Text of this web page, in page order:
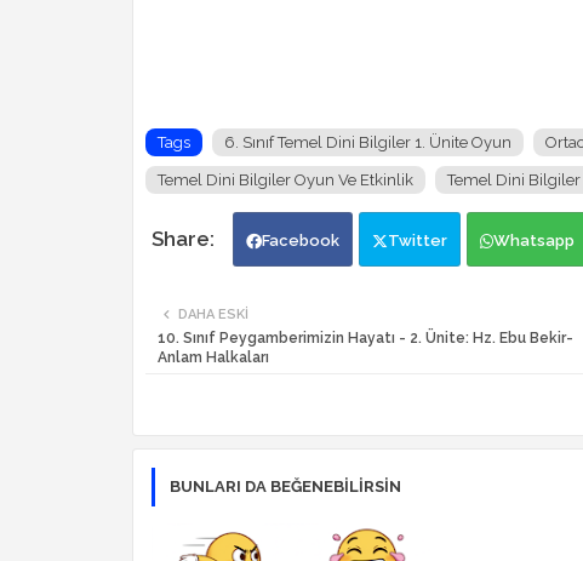
Tags 6. Sınıf Temel Dini Bilgiler 1. Ünite Oyun
Temel Dini Bilgiler Oyun Ve Etkinlik Temel Dini Bilgiler
Facebook Twitter Whatsapp
DAHA ESKI
10. Sınıf Peygamberimizin Hayatı - 2. Ünite: Hz. Ebu Bekir-
Anlam Halkaları
BUNLARI DA BEĞENEBILIRSIN